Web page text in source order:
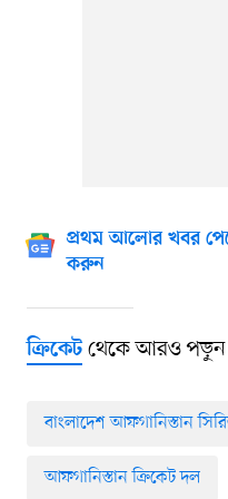
প্রথম আলোর খবর
করুন
ক্রিকেটথেকে আরও পড়ুন
বাংলাদেশ আফগানিস্তান
আফগানিস্তান ক্রিকেট দল